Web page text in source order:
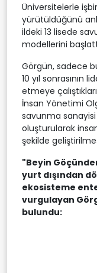
Üniversitelerle
yürütüldüğünü
ildeki 13 lisede
modellerini
Görgün, sadece
10 yıl sonrasının
etmeye
İnsan Yönetimi
savunma sanayisi
oluşturularak
şekilde
"Beyin
yurt dışından
ekosisteme
vurgulayan
bulundu: